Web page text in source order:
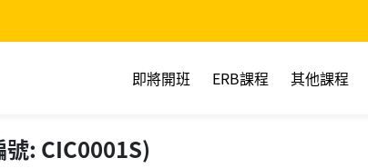
即將開班 ERB課程 其他課程
: CIC0001S)